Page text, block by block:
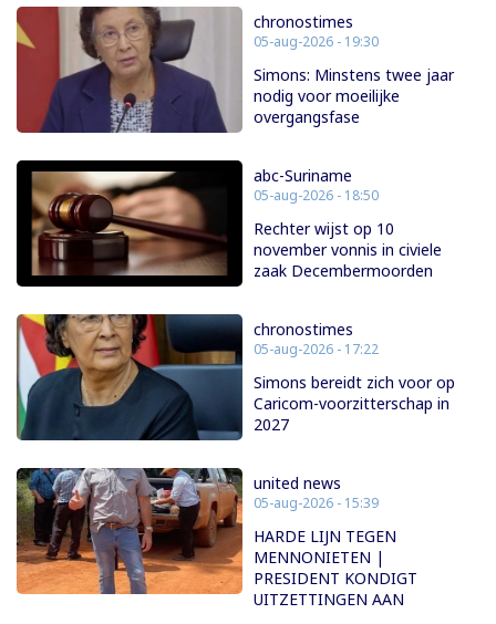
chronostimes
05-aug-2026 - 19:30
Simons: Minstens twee jaar
nodig voor moeilijke
overgangsfase
abc-Suriname
05-aug-2026 - 18:50
Rechter wijst op 10
november vonnis in civiele
zaak Decembermoorden
chronostimes
05-aug-2026 - 17:22
Simons bereidt zich voor op
Caricom-voorzitterschap in
2027
united news
05-aug-2026 - 15:39
HARDE LIJN TEGEN
MENNONIETEN |
PRESIDENT KONDIGT
UITZETTINGEN AAN